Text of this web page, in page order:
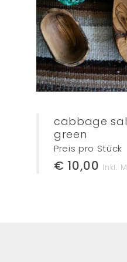
cabbage
green
Preis pro Stück
€ 10,00 Inkl.